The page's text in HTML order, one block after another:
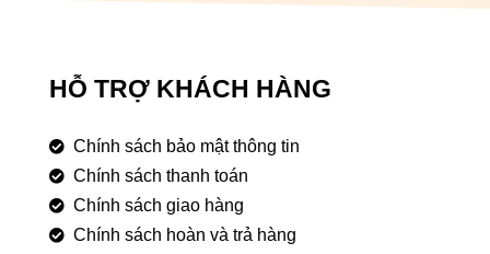
HỖ TRỢ KHÁCH HÀNG
Chính sách bảo mật thông tin
Chính sách thanh toán
Chính sách giao hàng
Chính sách hoàn và trả hàng